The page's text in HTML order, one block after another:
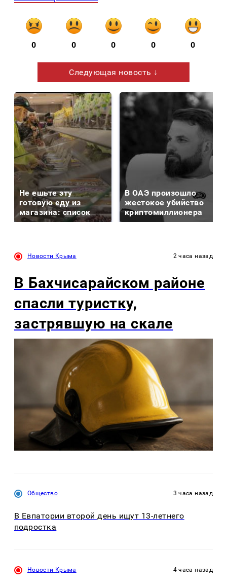
0 0 0 0 0
Следующая новость ↓
Не ешьте эту
готовую еду из
магазина: список
В ОАЭ произошло
жестокое убийство
криптомиллионера
Новости Крыма 2 часа назад
В Бахчисарайском районе
спасли туристку,
застрявшую на скале
Общество 3 часа назад
В Евпатории второй день ищут 13-летнего
подростка
Новости Крыма 4 часа назад